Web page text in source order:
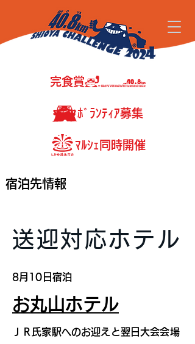
完食賞
ﾏﾙｼｪ同時開催
ﾎﾞﾗﾝﾃｨｱ募集
宿泊先情報
送迎対応ホテル
8月10日宿泊
お丸山ホテル
ＪＲ氏家駅へのお迎えと翌日大会会場